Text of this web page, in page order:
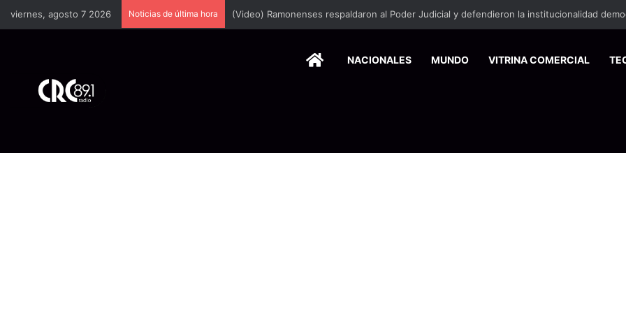
viernes, agosto 7 2026 Noticias de última hora
HOMENACIONALES MUNDO VITRINA COMERCIAL